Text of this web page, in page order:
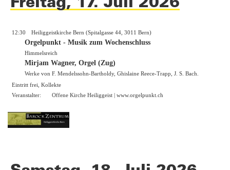
12:30 Heiliggeistkirche Bern (Spitalgasse 44, 3011 Bern)
Orgelpunkt - Musik zum Wochenschluss
Himmelsreich
Mirjam Wagner, Orgel (Zug)
Werke von F. Mendelssohn-Bartholdy, Ghislaine Reece-Trapp, J. S. Bach.
Eintritt frei, Kollekte
Veranstalter:
Offene Kirche Heiliggeist | www.orgelpunkt.ch